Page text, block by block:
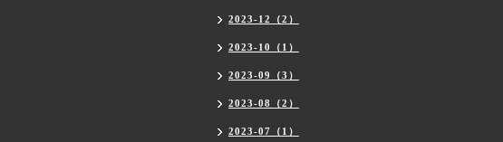
2023-12（2）
2023-10（1）
2023-09（3）
2023-08（2）
2023-07（1）